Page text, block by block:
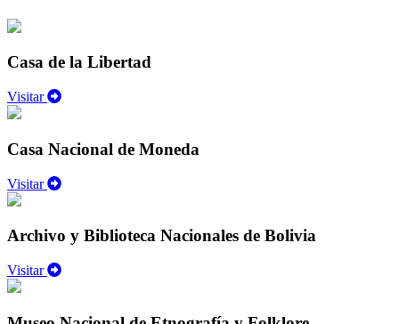
Casa de la Libertad
Visitar
Casa Nacional de Moneda
Visitar
Archivo y Biblioteca Nacionales de Bolivia
Visitar